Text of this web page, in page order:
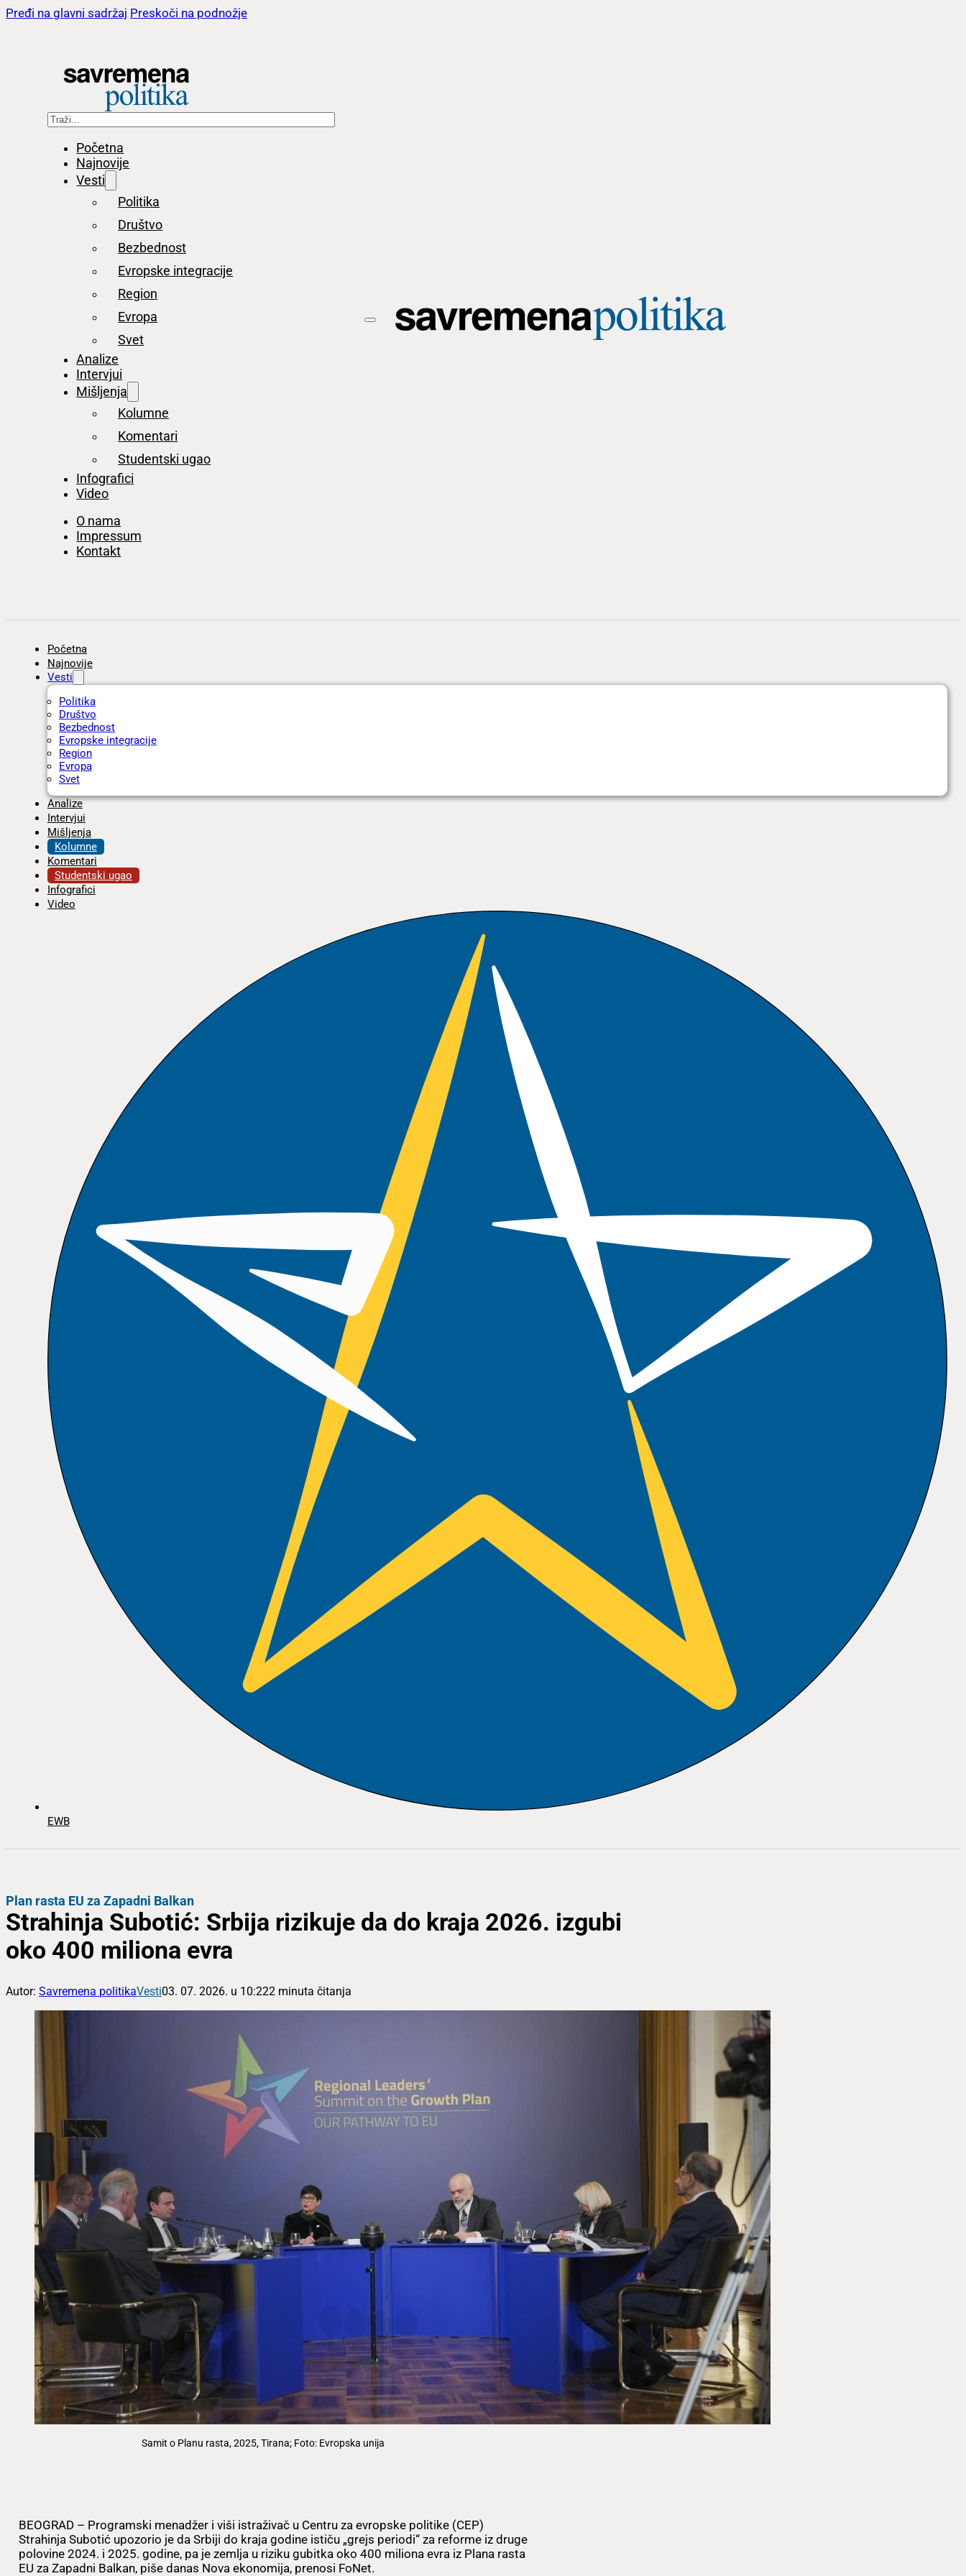
Pređi na glavni sadržaj Preskoči na podnožje
Pretraga
Početna
Najnovije
Vesti
Politika
Društvo
Bezbednost
Evropske integracije
Region
Evropa
Svet
Analize
Intervjui
Mišljenja
Kolumne
Komentari
Studentski ugao
Infografici
Video
O nama
Impressum
Kontakt
Početna
Najnovije
Vesti
Politika
Društvo
Bezbednost
Evropske integracije
Region
Evropa
Svet
Analize
Intervjui
Mišljenja
Kolumne
Komentari
Studentski ugao
Infografici
Video
EWB
Plan rasta EU za Zapadni Balkan
Strahinja Subotić: Srbija rizikuje da do kraja 2026. izgubi
oko 400 miliona evra
Autor: Savremena politikaVesti03. 07. 2026. u 10:222 minuta čitanja
Samit o Planu rasta, 2025, Tirana; Foto: Evropska unija
BEOGRAD – Programski menadžer i viši istraživač u Centru za evropske politike (CEP)
Strahinja Subotić upozorio je da Srbiji do kraja godine ističu „grejs periodi“ za reforme iz druge
polovine 2024. i 2025. godine, pa je zemlja u riziku gubitka oko 400 miliona evra iz Plana rasta
EU za Zapadni Balkan, piše danas Nova ekonomija, prenosi FoNet.